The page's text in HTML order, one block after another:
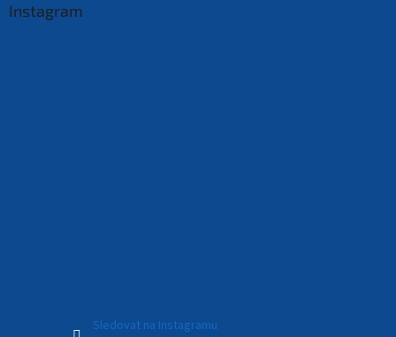
Instagram
Sledovat na Instagramu